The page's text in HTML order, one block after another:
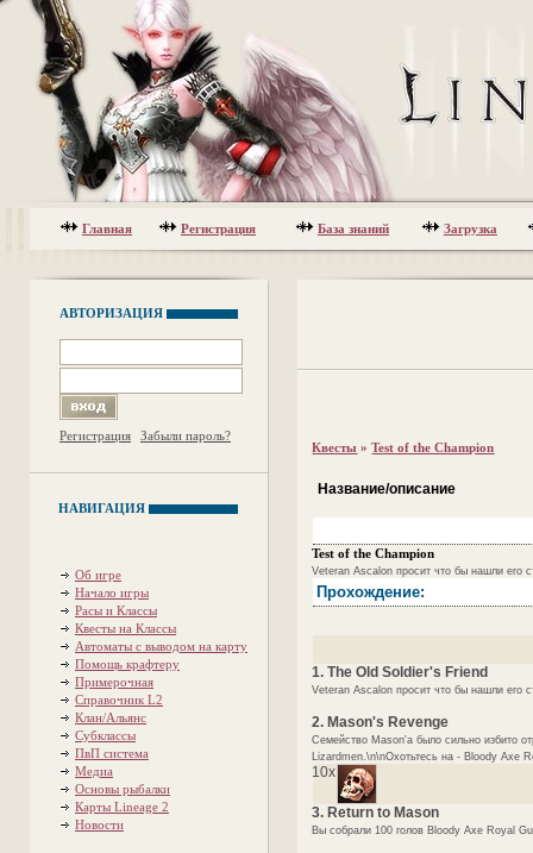
Главная Регистрация База знаний Загрузка
АВТОРИЗАЦИЯ
Регистрация Забыли пароль?
НАВИГАЦИЯ
Об игре
Начало игры
Расы и Классы
Квесты на Классы
Автоматы с выводом на карту
Помощь крафтеру
Примерочная
Справочник L2
Клан/Альянс
Субклассы
ПвП система
Медиа
Основы рыбалки
Карты Lineage 2
Новости
Квесты »Test of the Champion
Название/описание
Test of the Champion
Veteran Ascalon просит что бы нашли его
Прохождение:
1. The Old Soldier's Friend
Veteran Ascalon просит что бы нашли его
2. Mason's Revenge
Семейство Mason'а было сильно избито
Lizardmen.\n\nОхотьтесь на - Bloody Axe
10x
3. Return to Mason
Вы собрали 100 голов Bloody Axe Royal